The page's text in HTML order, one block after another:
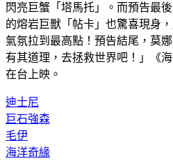
閃亮巨蟹「塔馬托」。而預告最
的熔岩巨獸「帖卡」也驚喜現身
氣氛拉到最高點！預告結尾，莫
有其道理，去拯救世界吧！」《
在台上映。
迪士尼
巨石強森
毛伊
海洋奇緣